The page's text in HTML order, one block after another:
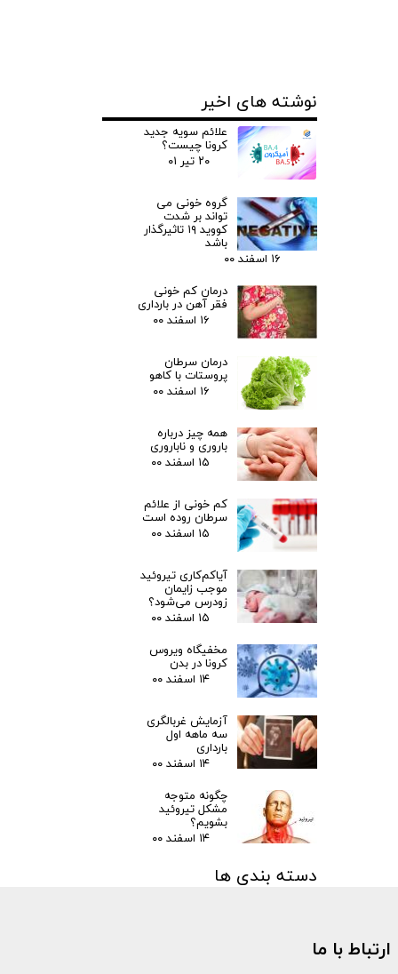
نوشته های اخیر
علائم سویه جدید
کرونا چیست؟
۲۰ تیر ۰۱
گروه خونی می
تواند بر شدت
کووید ۱۹ تاثیرگذار
باشد
۱۶ اسفند ۰۰
درمان کم خونی
فقر آهن در بارداری
۱۶ اسفند ۰۰
درمان سرطان
پروستات با کاهو
۱۶ اسفند ۰۰
همه چیز درباره
باروری و ناباروری
۱۵ اسفند ۰۰
کم خونی از علائم
سرطان روده است
۱۵ اسفند ۰۰
آیاکم‌کاری تیروئید
موجب زایمان
زودرس می‌شود؟
۱۵ اسفند ۰۰
مخفیگاه ویروس
کرونا در بدن
۱۴ اسفند ۰۰
آزمایش غربالگری
سه ماهه اول
بارداری
۱۴ اسفند ۰۰
چگونه متوجه
مشکل تیروئید
بشویم؟
۱۴ اسفند ۰۰
دسته بندی ها
اخبار آزمایشگاهی
متفرقهارتباط با ما